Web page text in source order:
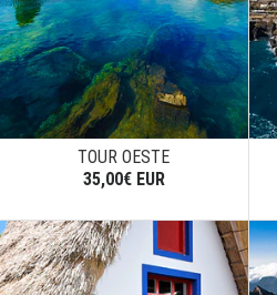
TOUR OESTE
35,00€ EUR